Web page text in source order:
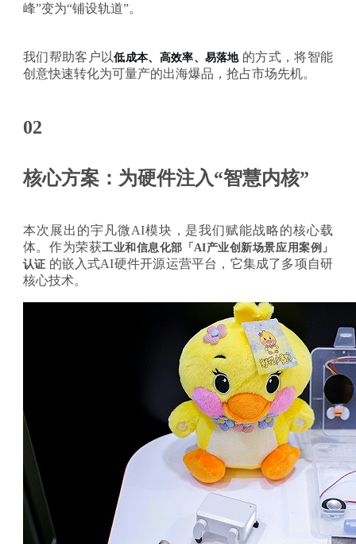
峰”变为“铺设轨道”。
我们帮助客户以低成本、高效率、易落地 的方式，将智能
创意快速转化为可量产的出海爆品，抢占市场先机。
02
核心方案：为硬件注入“智慧内核”
本次展出的宇凡微AI模块，是我们赋能战略的核心载
体。作为荣获工业和信息化部「AI产业创新场景应用案例」
认证 的嵌入式AI硬件开源运营平台，它集成了多项自研
核心技术。